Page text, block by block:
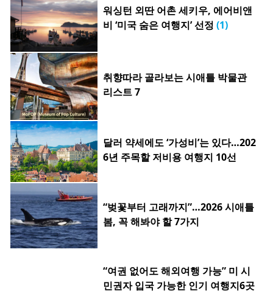
워싱턴 외딴 어촌 세키우, 에어비앤
비 ‘미국 숨은 여행지’ 선정 (1)
취향따라 골라보는 시애틀 박물관
리스트 7
달러 약세에도 ‘가성비’는 있다…202
6년 주목할 저비용 여행지 10선
“벚꽃부터 고래까지”…2026 시애틀
봄, 꼭 해봐야 할 7가지
“여권 없어도 해외여행 가능” 미 시
민권자 입국 가능한 인기 여행지6곳